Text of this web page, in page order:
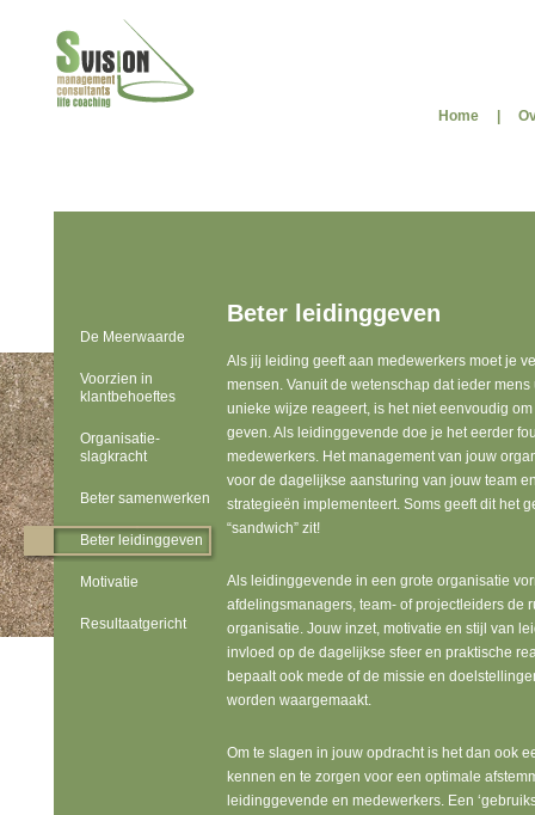
Home
De Meerwaarde
Voorzien in
klantbehoeftes
Organisatie-
slagkracht
Beter samenwerken
Beter leidinggeven
Motivatie
Resultaatgericht
Beter leidinggeven
Als jij leiding geeft aan medewerkers moet je
mensen. Vanuit de wetenschap dat ieder
unieke wijze reageert, is het niet eenvoudig
geven. Als leidinggevende doe je het eerder
medewerkers. Het management van jouw
voor de dagelijkse aansturing van jouw team
strategieën implementeert. Soms geeft dit het
“sandwich” zit!
Als leidinggevende in een grote organisatie
afdelingsmanagers, team- of projectleiders de
organisatie. Jouw inzet, motivatie en stijl van
invloed op de dagelijkse sfeer en praktische
bepaalt ook mede of de missie en
worden waargemaakt.
Om te slagen in jouw opdracht is het dan ook
kennen en te zorgen voor een optimale
leidinggevende en medewerkers. Een